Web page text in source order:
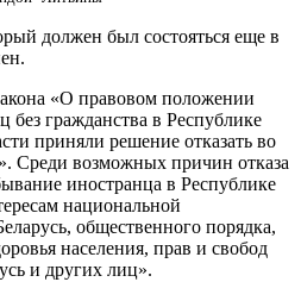
должен был состояться еще в
«О правовом положении
гражданства в Республике
приняли решение отказать во
Среди возможных причин отказа
иностранца в Республике
национальной
общественного порядка,
населения, прав и свобод
и других лиц».